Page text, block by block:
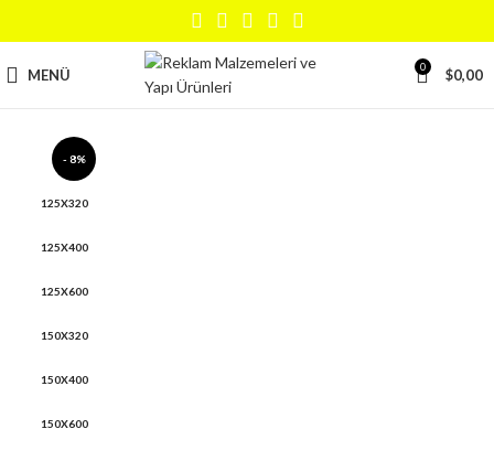
MENÜ 0 $0,00
- 8%
125X320
125X400
125X600
150X320
150X400
150X600